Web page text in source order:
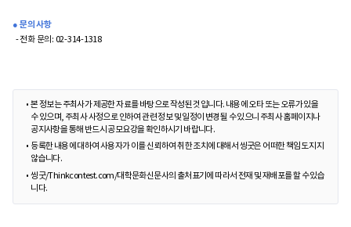
● 문의 사항
- 전화 문의: 02-314-1318
본 정보는 주최사가 제공한 자료를 바탕으로 작성된 것입니다. 내용에 오타 또는 오류가 있을
수 있으며, 주최사 사정으로 인하여 관련 정보 및 일정이 변경될 수 있으니 주최사 홈페이지나
공지사항을 통해 반드시 공모요강을 확인하시기 바랍니다.
등록한 내용에 대하여 사용자가 이를 신뢰하여 취한 조치에 대해서 씽굿은 어떠한 책임도 지지
않습니다.
씽굿/Thinkcontest.com/대학문화신문사의 출처표기에 따라서 전재 및 재배포를 할 수 있습
니다.